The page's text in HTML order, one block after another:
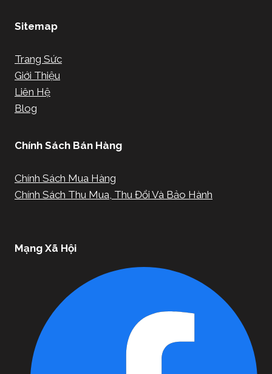
Sitemap
Trang Sức
Giới Thiệu
Liên Hệ
Blog
Chính Sách Bán Hàng
Chính Sách Mua Hàng
Chính Sách Thu Mua, Thu Đổi Và Bảo Hành
Mạng Xã Hội